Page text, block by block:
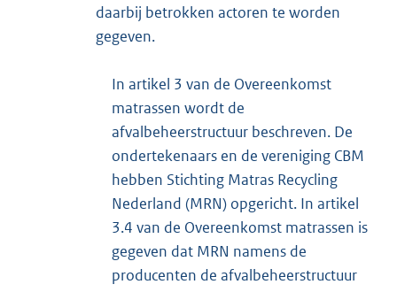
daarbij betrokken actoren te worden
gegeven.
In artikel 3 van de Overeenkomst
matrassen wordt de
afvalbeheerstructuur beschreven. De
ondertekenaars en de vereniging CBM
hebben Stichting Matras Recycling
Nederland (MRN) opgericht. In artikel
3.4 van de Overeenkomst matrassen is
gegeven dat MRN namens de
producenten de afvalbeheerstructuur